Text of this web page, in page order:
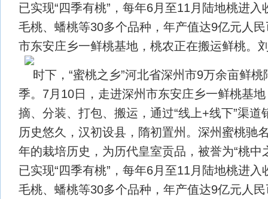
已实现“四季有桃”，每年6月至11月陆地桃进
毛桃、蟠桃等30多个品种，年产值达9亿元人
市东安庄乡一鲜桃基地，桃农正在搬运鲜桃。
时下，“蜜桃之乡”河北省深州市9万余亩鲜
季。7月10日，走进深州市东安庄乡一鲜桃基
摘、分装、打包、搬运，通过“线上+线下”渠道
历史悠久，汉初设县，隋初置州。深州蜜桃驰
年的栽培历史，为历代皇室贡品，被誉为“桃中
已实现“四季有桃”，每年6月至11月陆地桃进
毛桃、蟠桃等30多个品种，年产值达9亿元人